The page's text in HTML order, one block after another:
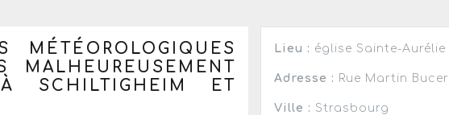
MALHEUREUSEMENT
SCHILTIGHEIM ET
Lieu : église Sainte-Aurélie
Adresse : Rue Martin Bucer
Ville : Strasbourg